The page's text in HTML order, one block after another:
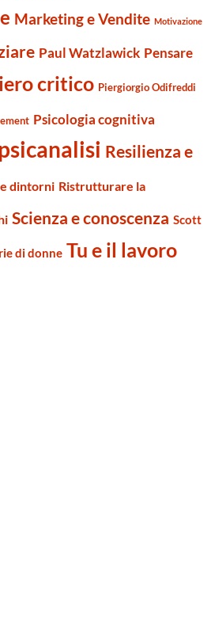
Marketing e Vendite Motivazione
Paul Watzlawick Pensare
critico Piergiorgio Odifreddi
Psicologia cognitiva
Resilienza e
dintorni Ristrutturare la
Scienza e conoscenza Scott
di donne Tu e il lavoro